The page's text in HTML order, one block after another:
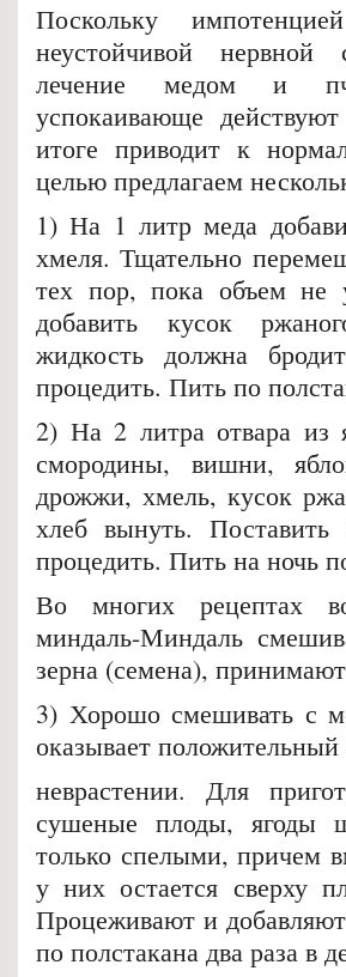
Поскольку
неустойчивой нервной
лечение медом и
успокаивающе
итоге приводит к
целью предлагаем
1) На 1 литр меда
хмеля. Тщательно
тех пор, пока объем не
добавить кусок
жидкость должна
процедить. Пить по
2) На 2 литра отвара из
смородины, вишни,
дрожжи, хмель, кусок
хлеб вынуть.
процедить. Пить на ночь
Во многих рецептах
миндаль-Миндаль
зерна (семена),
3) Хорошо смешивать с
оказывает
неврастении. Для
сушеные плоды, ягоды
только спелыми, причем
у них остается сверху
Процеживают и
по полстакана два раза в